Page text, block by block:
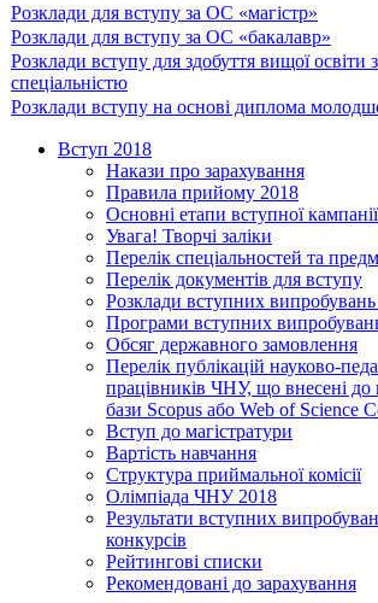
Розклади для вступу за ОС «магістр»
Розклади для вступу за ОС «бакалавр»
Розклади вступу для здобуття вищої освіти
спеціальністю
Розклади вступу на основі диплома
Вступ 2018
Накази про зарахування
Правила прийому 2018
Основні етапи вступної
Увага! Творчі заліки
Перелік спеціальностей та
Перелік документів для вступу
Розклади вступних випробувань
Програми вступних
Обсяг державного замовлення
Перелік публікацій науково-
працівників ЧНУ, що внесені до
бази Scopus або Web of Science
Вступ до магістратури
Вартість навчання
Структура приймальної комісії
Олімпіада ЧНУ 2018
Результати вступних
конкурсів
Рейтингові списки
Рекомендовані до зарахування